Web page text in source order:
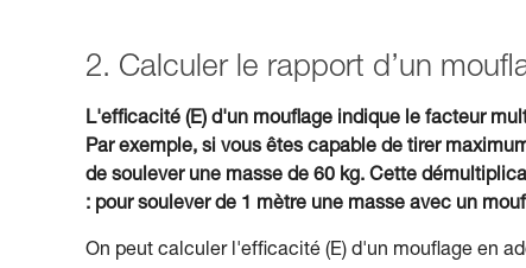
2. Calculer le rapport d’un
L'efficacité (E) d'un mouflage indique le facteur
Par exemple, si vous êtes capable de tirer
de soulever une masse de 60 kg. Cette
: pour soulever de 1 mètre une masse avec un
On peut calculer l'efficacité (E) d'un mouflage en